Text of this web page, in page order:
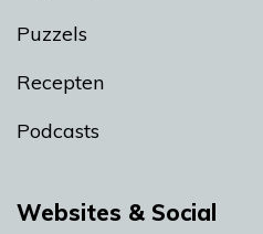
Puzzels
Recepten
Podcasts
Websites & Social